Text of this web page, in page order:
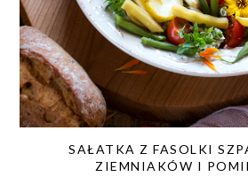
SAŁATKA Z FASOLKI
ZIEMNIAKÓW I